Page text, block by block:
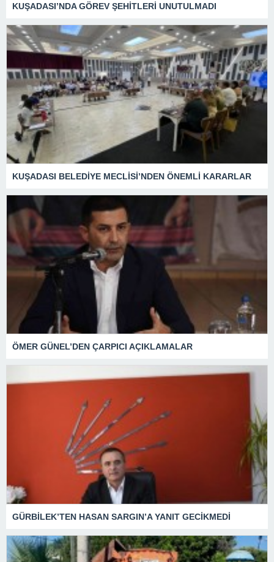
KUŞADASI’NDA GÖREV ŞEHİTLERİ UNUTULMADI
KUŞADASI BELEDİYE MECLİSİ’NDEN ÖNEMLİ KARARLAR
ÖMER GÜNEL’DEN ÇARPICI AÇIKLAMALAR
GÜRBİLEK’TEN HASAN SARGIN’A YANIT GECİKMEDİ